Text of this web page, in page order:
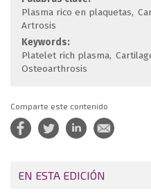
Plasma rico en plaquetas
Artrosis
Keywords:
Platelet rich plasma
Osteoarthrosis
Comparte este contenido
EN ESTA EDICIÓN